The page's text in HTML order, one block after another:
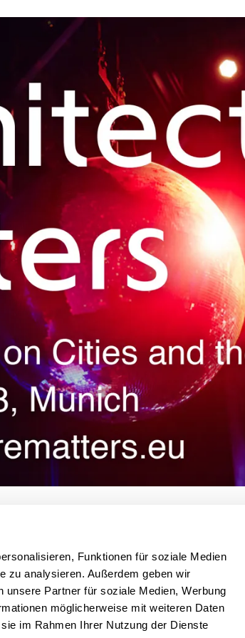
Funktionen für soziale Medien
zu analysieren. Außerdem geben wir
unsere Partner für soziale Medien, Werbung
möglicherweise mit weiteren Daten
im Rahmen Ihrer Nutzung der Dienste